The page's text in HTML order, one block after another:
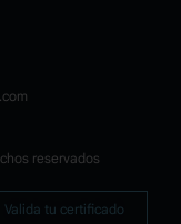
reservados
Valida tu certificado